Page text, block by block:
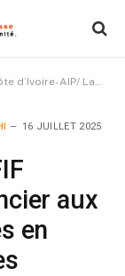
AIP/ La FIF apporte un appui financier aux clubs ivoiriens engagés en compétitions africaines
16 JUILLET 2025
aux
en